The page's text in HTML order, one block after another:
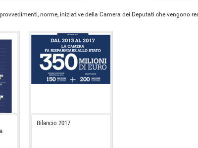
norme, iniziative della Camera dei Deputati che vengono
Bilancio 2017